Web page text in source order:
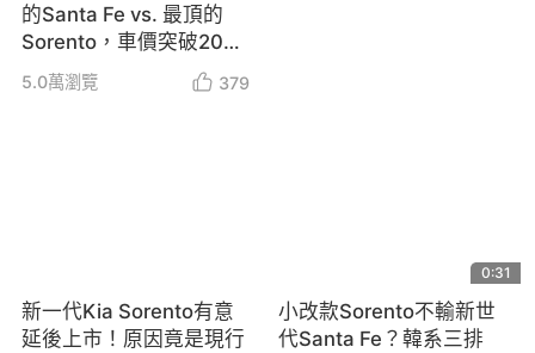
的Santa Fe vs. 最頂的
Sorento，車價突破200
萬該選誰？
5.0萬瀏覽 379
新一代Kia Sorento有意
延後上市！原因竟是現行
0:31
小改款Sorento不輸新世
代Santa Fe？韓系三排